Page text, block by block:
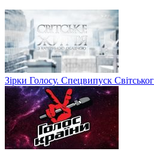
Зірки Голосу. Спецвипуск